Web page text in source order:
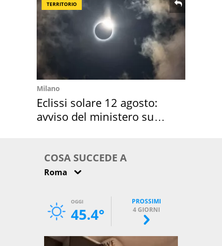
TERRITORIO
Milano
Eclissi solare 12 agosto:
avviso del ministero su